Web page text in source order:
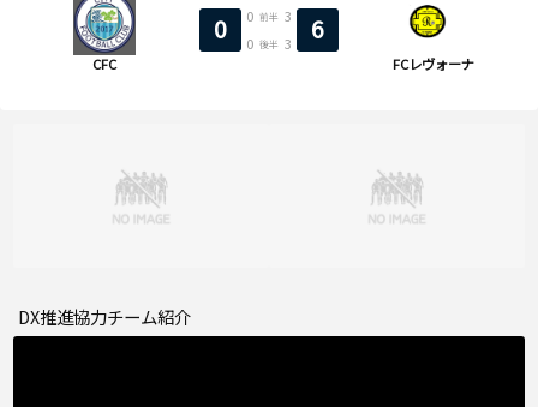
CFC
0 0 前半 3
0 後半 3 6
FCレヴォーナ
DX推進協力チーム紹介